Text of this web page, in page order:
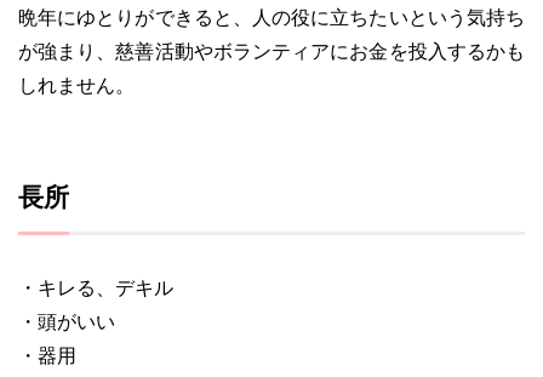
晩年にゆとりができると、人の役に立ちたいという気持ち
が強まり、慈善活動やボランティアにお金を投入するかも
しれません。
長所
・キレる、デキル
・頭がいい
・器用